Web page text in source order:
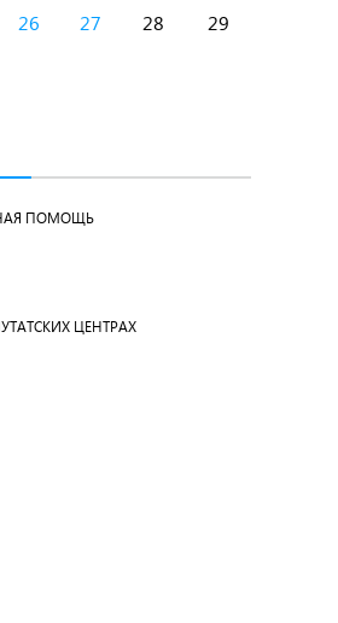
26 27 28
29
ПОМОЩЬ
ЦЕНТРАХ